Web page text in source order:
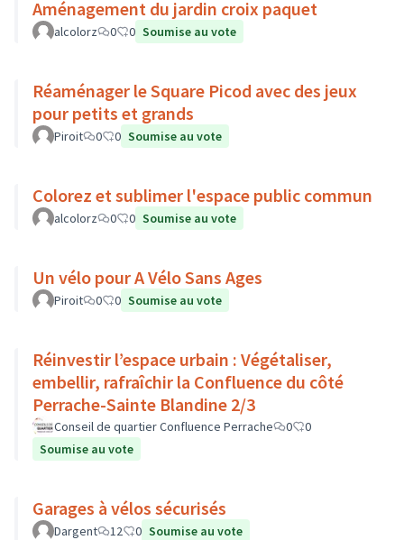
Aménagement du jardin croix paquet
alcolorz 0 0 Soumise au vote
Réaménager le Square Picod avec des jeux
pour petits et grands
Piroit 0 0 Soumise au vote
Colorez et sublimer l'espace public commun
alcolorz 0 0 Soumise au vote
Un vélo pour A Vélo Sans Ages
Piroit 0 0 Soumise au vote
Réinvestir l’espace urbain : Végétaliser,
embellir, rafraîchir la Confluence du côté
Perrache-Sainte Blandine 2/3
Conseil de quartier Confluence Perrache 0
0
Soumise au vote
Garages à vélos sécurisés
Dargent 12 0 Soumise au vote